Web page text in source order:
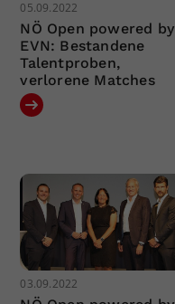
05.09.2022
NÖ Open powered by
EVN: Bestandene
Talentproben,
verlorene Matches
03.09.2022